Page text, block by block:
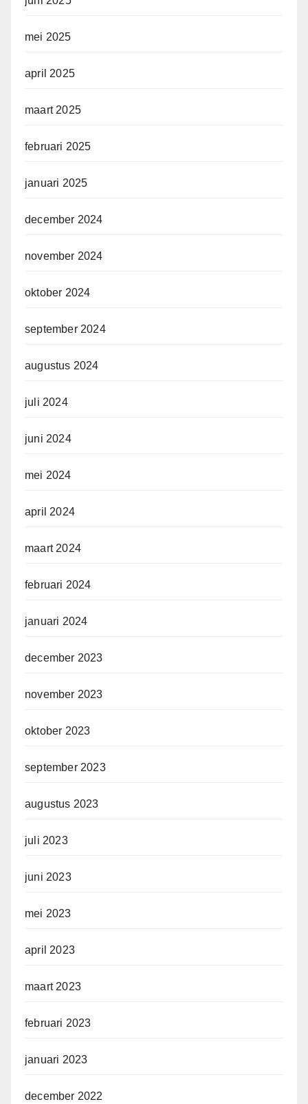
mei 2025
april 2025
maart 2025
februari 2025
januari 2025
december 2024
november 2024
oktober 2024
september 2024
augustus 2024
juli 2024
juni 2024
mei 2024
april 2024
maart 2024
februari 2024
januari 2024
december 2023
november 2023
oktober 2023
september 2023
augustus 2023
juli 2023
juni 2023
mei 2023
april 2023
maart 2023
februari 2023
januari 2023
december 2022